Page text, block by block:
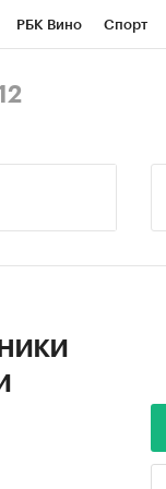
РБК Вино Спорт